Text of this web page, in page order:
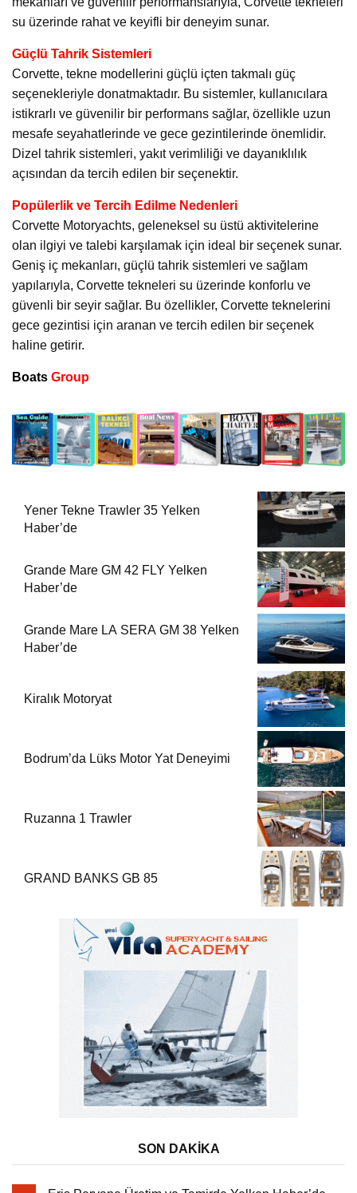
su üzerinde rahat ve keyifli bir deneyim sunar.
Güçlü Tahrik Sistemleri
Corvette, tekne modellerini güçlü içten takmalı güç
seçenekleriyle donatmaktadır. Bu sistemler, kullanıcılara
istikrarlı ve güvenilir bir performans sağlar, özellikle uzun
mesafe seyahatlerinde ve gece gezintilerinde önemlidir.
Dizel tahrik sistemleri, yakıt verimliliği ve dayanıklılık
açısından da tercih edilen bir seçenektir.
Popülerlik ve Tercih Edilme Nedenleri
Corvette Motoryachts, geleneksel su üstü aktivitelerine
olan ilgiyi ve talebi karşılamak için ideal bir seçenek sunar.
Geniş iç mekanları, güçlü tahrik sistemleri ve sağlam
yapılarıyla, Corvette tekneleri su üzerinde konforlu ve
güvenli bir seyir sağlar. Bu özellikler, Corvette teknelerini
gece gezintisi için aranan ve tercih edilen bir seçenek
haline getirir.
Boats Group
Yener Tekne Trawler 35 Yelken
Haber’de
Grande Mare GM 42 FLY Yelken
Haber’de
Grande Mare LA SERA GM 38 Yelken
Haber’de
Kiralık Motoryat
Bodrum’da Lüks Motor Yat Deneyimi
Ruzanna 1 Trawler
GRAND BANKS GB 85
SON DAKİKA